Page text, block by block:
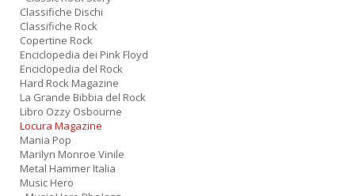
Classifiche Dischi
Classifiche Rock
Copertine Rock
Enciclopedia dei Pink Floyd
Enciclopedia del Rock
Hard Rock Magazine
La Grande Bibbia del Rock
Libro Ozzy Osbourne
Locura Magazine
Mania Pop
Marilyn Monroe Vinile
Metal Hammer Italia
Music Hero